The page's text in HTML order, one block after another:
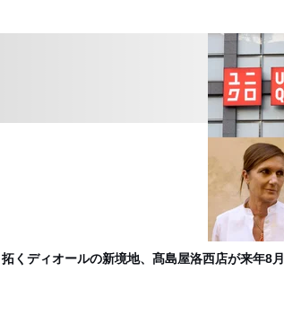
くディオールの新境地、髙島屋洛西店が来年